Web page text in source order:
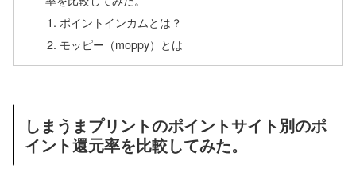
ポイントインカムとは？
モッピー（moppy）とは
しまうまプリントのポイントサイト別のポ
イント還元率を比較してみた。